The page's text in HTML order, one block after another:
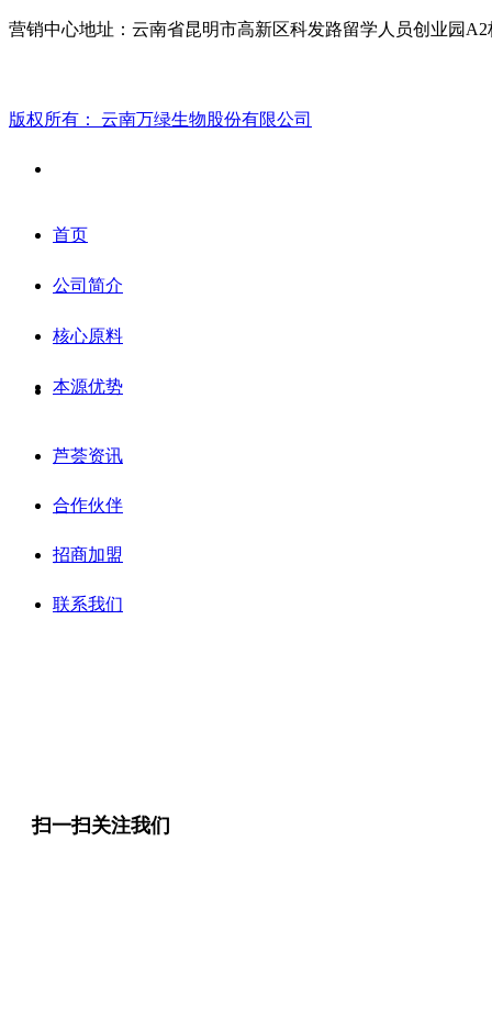
营销中心地址：云南省昆明市高新区科发路留学人员创业园A2
版权所有： 云南万绿生物股份有限公司
首页
公司简介
核心原料
本源优势
芦荟资讯
合作伙伴
招商加盟
联系我们
扫一扫关注我们